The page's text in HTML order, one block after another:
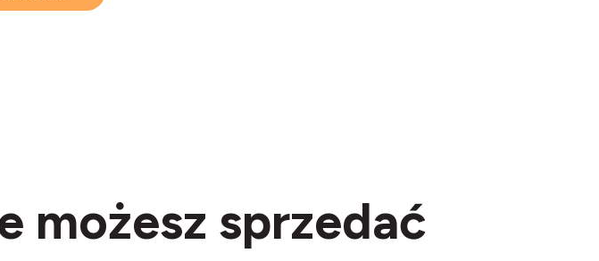
możesz sprzedać